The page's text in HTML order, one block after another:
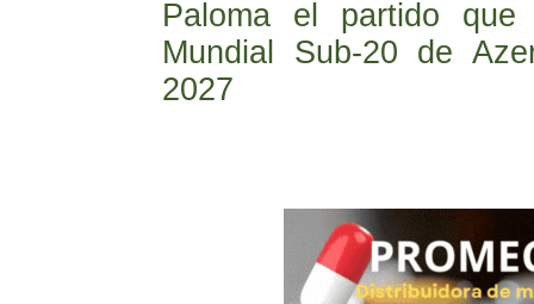
Paloma el partido
Mundial Sub-20 de
2027